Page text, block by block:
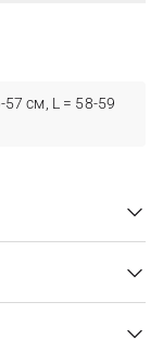
57 см, L = 58-59